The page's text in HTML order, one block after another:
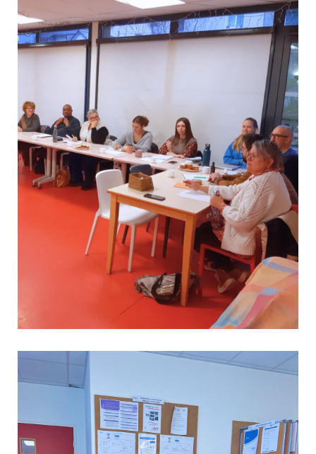
Culture & Loisirs
Dans le cadre de l’accompagnement des demandeurs d’emploi,
ACOFORM – prestataire de France Travail dans le dispositif
Direction Emploi – a organisé un temps d’échanges dédié à la
découverte du métier d’assistant(e) administratif(ve).
Huit participants ont ainsi eu...
Le mois de décembre était placé sous le signe de la
formation et du développement des compétences
31 décembre 2025
Les équipes de l’Adapei (Offres Vie Sociale et Habitat), ont
ainsi bénéficié de plusieurs sessions de formation portant sur le
handicap et le vieillissement, l’accompagnement des personnes
en situation de handicap psychique, ainsi que